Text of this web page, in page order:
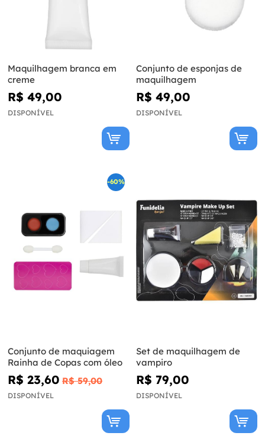
Maquilhagem branca em
creme
R$ 49,00
DISPONÍVEL
Conjunto de esponjas de
maquilhagem
R$ 49,00
DISPONÍVEL
-60%
Conjunto de maquiagem
Rainha de Copas com óleo
R$ 23,60 R$ 59,00
DISPONÍVEL
Set de maquilhagem de
vampiro
R$ 79,00
DISPONÍVEL